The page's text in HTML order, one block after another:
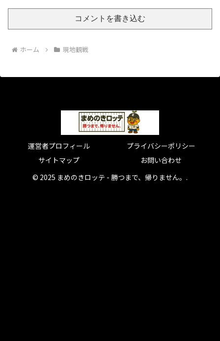
コメントを書き込む
ホーム 現地観戦
運営者プロフィール
プライバシーポリシー
サイトマップ
お問い合わせ
© 2025 まめのきロッテ - 勝つまで、帰りません。.